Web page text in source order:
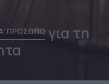
ΠΡΟΣΩΠΟ για τη